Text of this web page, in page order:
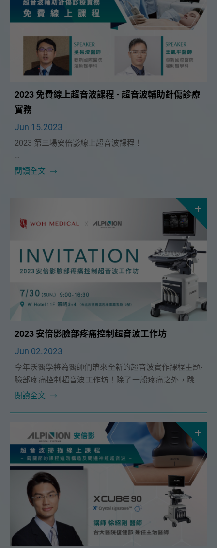
2023 免費線上超音波課程 - 超音波輔助針傷診療
實務
Jun 15.2023
2023 第三場安倍影線上超音波課程！
本次課程很榮幸能邀請到🔥聯新國際醫院 吳易澄醫師
閱讀全文
2023 安倍影臉部疼痛控制超音波工作坊
Jun 02.2023
今年沃醫學將為醫師們帶來全新的超音波實作課程主題-
臉部疼痛控制超音波工作坊！除了一般疼痛之外，跳脫
傳統熟悉領域， 臉部區域精細又複雜的肌肉、神經、血
將會有不同以往的大開眼界！
閱讀全文